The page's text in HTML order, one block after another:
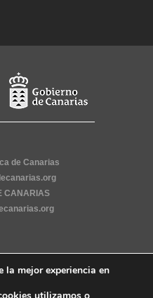
de Canarias
CANARIAS
la mejor experiencia en